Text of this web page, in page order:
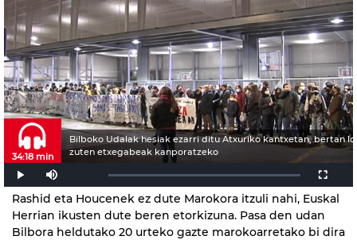
Bilboko Udalak hesiak ezarri ditu Atxuriko kantxetan, bertan
zuten etxegabeak kanporatzeko
34:18 min
Rashid eta Houcenek ez dute Marokora itzuli nahi, Euskal
Herrian ikusten dute beren etorkizuna. Pasa den udan
Bilbora heldutako 20 urteko gazte marokoarretako bi dira